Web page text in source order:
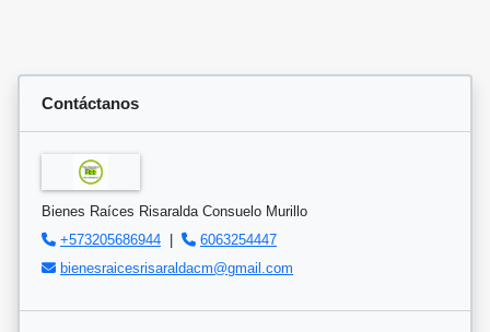
Contáctanos
Bienes Raíces Risaralda Consuelo Murillo
+573205686944 |
6063254447
bienesraicesrisaraldacm@gmail.com